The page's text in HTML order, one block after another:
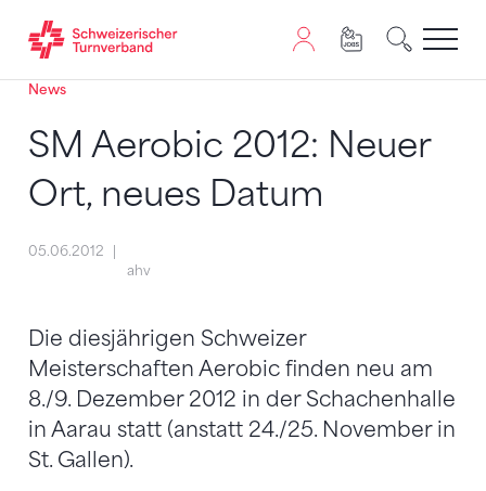
Zum Inhalt springen
Zur Sitemap navigieren
Zum Navigieren dieser Seite wird JavaScript benötigt.
News
SM Aerobic 2012: Neuer
Ort, neues Datum
05.06.2012
ahv
Die diesjährigen Schweizer
Meisterschaften Aerobic finden neu am
8./9. Dezember 2012 in der Schachenhalle
in Aarau statt (anstatt 24./25. November in
St. Gallen).